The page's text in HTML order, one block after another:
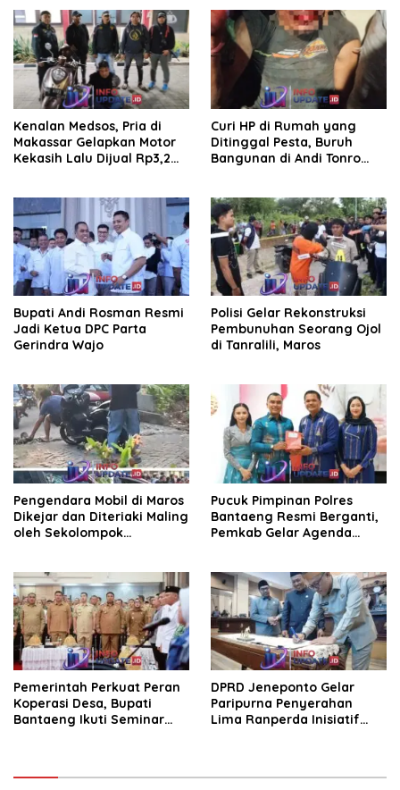
Kenalan Medsos, Pria di
Makassar Gelapkan Motor
Kekasih Lalu Dijual Rp3,2
Curi HP di Rumah yang
Ditinggal Pesta, Buruh
Bangunan di Andi Tonro
Bupati Andi Rosman Resmi
Jadi Ketua DPC Parta
Gerindra Wajo
Polisi Gelar Rekonstruksi
Pembunuhan Seorang Ojol
di Tanralili, Maros
Pengendara Mobil di Maros
Dikejar dan Diteriaki Maling
oleh Sekolompok
Pucuk Pimpinan Polres
Bantaeng Resmi Berganti,
Pemkab Gelar Agenda
Pemerintah Perkuat Peran
Koperasi Desa, Bupati
Bantaeng Ikuti Seminar
DPRD Jeneponto Gelar
Paripurna Penyerahan
Lima Ranperda Inisiatif